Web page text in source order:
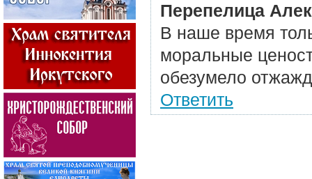
Перепелица
В наше время
моральные
обезумело
Ответить